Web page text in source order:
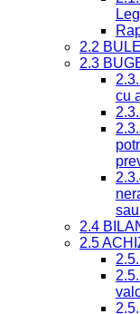
2.2
2.3
cu
2.4
2.5